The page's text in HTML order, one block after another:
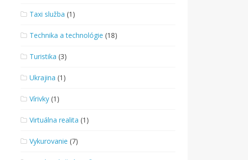
Taxi služba (1)
Technika a technológie (18)
Turistika (3)
Ukrajina (1)
Vírivky (1)
Virtuálna realita (1)
Vykurovanie (7)